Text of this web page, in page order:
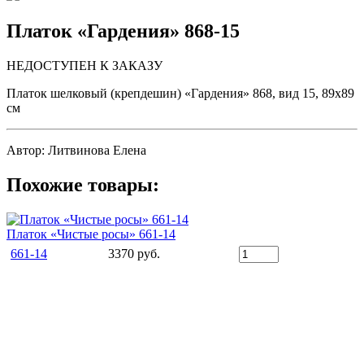
Платок «Гардения» 868-15
НЕДОСТУПЕН К ЗАКАЗУ
Платок шелковый (крепдешин) «Гардения» 868, вид 15, 89х89
см
Автор: Литвинова Елена
Похожие товары:
Платок «Чистые росы» 661-14
661-14
3370 руб.